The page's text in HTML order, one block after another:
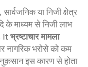
,सार्वजनिक या निजी क्षेत्र
के माध्यम से निजी लाभ
it भ्रष्टाचार मामला
भरोसे को कम
इस कारण से होता